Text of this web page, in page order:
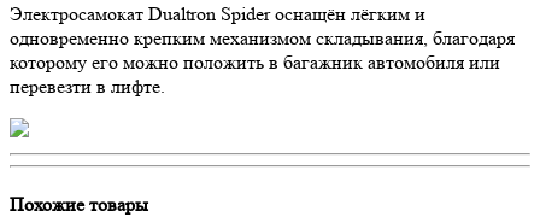
Электросамокат Dualtron Spider оснащён лёгким и
одновременно крепким механизмом складывания, благодаря
которому его можно положить в багажник автомобиля или
перевезти в лифте.
Похожие товары